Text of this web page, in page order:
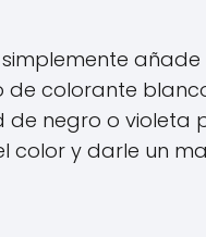
colorante
negro o violeta
y darle un